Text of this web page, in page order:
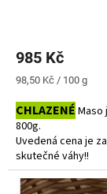
985 Kč
Měrná
98,50 Kč / 100 g
CHLAZENÉ Maso
800g.
Uvedená cena je
skutečné váhy!!
Do košíku